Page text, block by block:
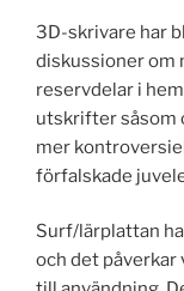
3D-skrivare har
diskussioner om
reservdelar i
utskrifter såsom
mer
förfalskade
Surf/lärplattan
och det påverkar